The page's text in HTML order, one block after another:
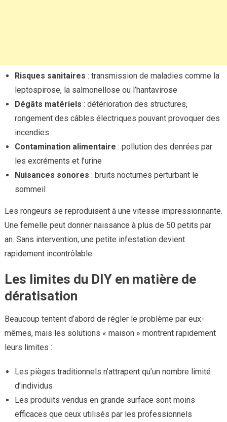
Risques sanitaires : transmission de maladies comme la
leptospirose, la salmonellose ou l’hantavirose
Dégâts matériels : détérioration des structures,
rongement des câbles électriques pouvant provoquer des
incendies
Contamination alimentaire : pollution des denrées par
les excréments et l’urine
Nuisances sonores : bruits nocturnes perturbant le
sommeil
Les rongeurs se reproduisent à une vitesse impressionnante.
Une femelle peut donner naissance à plus de 50 petits par
an. Sans intervention, une petite infestation devient
rapidement incontrôlable.
Les limites du DIY en matière de
dératisation
Beaucoup tentent d’abord de régler le problème par eux-
mêmes, mais les solutions « maison » montrent rapidement
leurs limites :
Les pièges traditionnels n’attrapent qu’un nombre limité
d’individus
Les produits vendus en grande surface sont moins
efficaces que ceux utilisés par les professionnels